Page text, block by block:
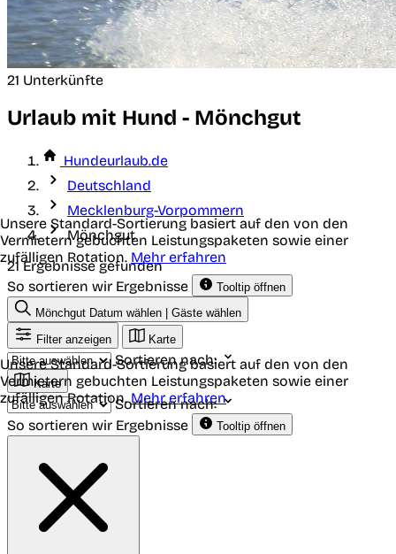
21 Unterkünfte
Urlaub mit Hund - Mönchgut
Hundeurlaub.de
Deutschland
Mecklenburg-Vorpommern
Mönchgut
21 Ergebnisse gefunden
So sortieren wir Ergebnisse
Tooltip öffnen
Unsere Standard-Sortierung basiert auf den von den
Vermietern gebuchten Leistungspaketen sowie einer
zufälligen Rotation. Mehr erfahren
Mönchgut Datum wählen | Gäste wählen
Filter anzeigen
Karte
Sortieren nach:
Karte
Sortieren nach:
So sortieren wir Ergebnisse
Tooltip öffnen
Unsere Standard-Sortierung basiert auf den von den
Vermietern gebuchten Leistungspaketen sowie einer
zufälligen Rotation.Mehr erfahren